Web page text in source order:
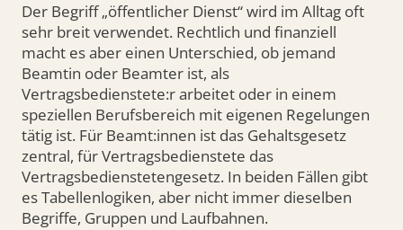
Der Begriff „öffentlicher Dienst“ wird im Alltag oft
sehr breit verwendet. Rechtlich und finanziell
macht es aber einen Unterschied, ob jemand
Beamtin oder Beamter ist, als
Vertragsbedienstete:r arbeitet oder in einem
speziellen Berufsbereich mit eigenen Regelungen
tätig ist. Für Beamt:innen ist das Gehaltsgesetz
zentral, für Vertragsbedienstete das
Vertragsbedienstetengesetz. In beiden Fällen gibt
es Tabellenlogiken, aber nicht immer dieselben
Begriffe, Gruppen und Laufbahnen.